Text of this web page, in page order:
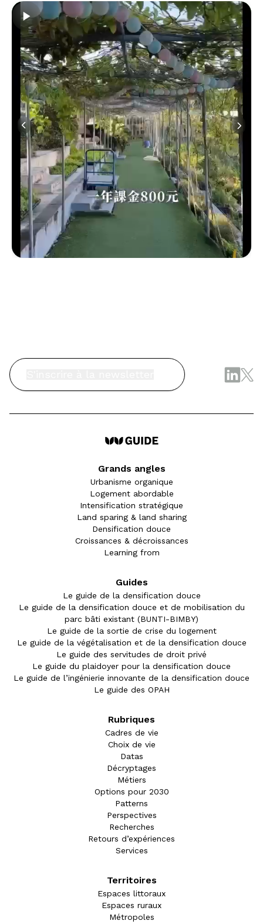
Grands angles
Urbanisme organique
Logement abordable
Intensification stratégique
Land sparing & land sharing
Densification douce
Croissances & décroissances
Learning from
Guides
Le guide de la densification douce
Le guide de la densification douce et de mobilisation du
parc bâti existant (BUNTI-BIMBY)
Le guide de la sortie de crise du logement
Le guide de la végétalisation et de la densification douce
Le guide des servitudes de droit privé
Le guide du plaidoyer pour la densification douce
Le guide de l’ingénierie innovante de la densification douce
Le guide des OPAH
Rubriques
Cadres de vie
Choix de vie
Datas
Décryptages
Métiers
Options pour 2030
Patterns
Perspectives
Recherches
Retours d’expériences
Services
Territoires
Espaces littoraux
Espaces ruraux
Métropoles